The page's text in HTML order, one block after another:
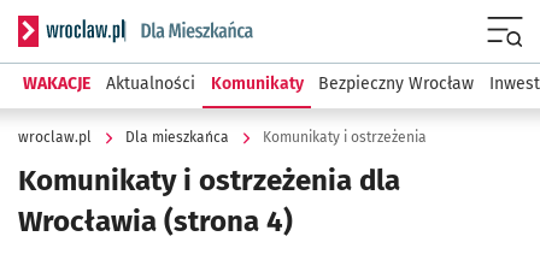
Serwis informacyjny wroclaw.pl podserwis: Dla mieszkańca
WAKACJE Aktualności Komunikaty Bezpieczny Wrocław
wroclaw.pl Dla mieszkańca Komunikaty i ostrzeżenia
Komunikaty i ostrzeżenia dla
Wrocławia (strona 4)